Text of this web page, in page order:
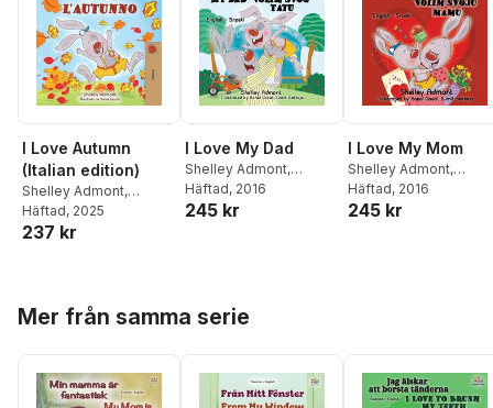
I Love Autumn
(Italian edition)
Shelley Admont,
Kidkiddos Books
Häftad, 2025
237 kr
I Love My Dad
Shelley Admont,
Kidkiddos Books
Häftad, 2016
245 kr
I Love My Mom
Shelley Admont,
Kidkiddos Books
Häftad, 2016
245 kr
Mer från samma serie